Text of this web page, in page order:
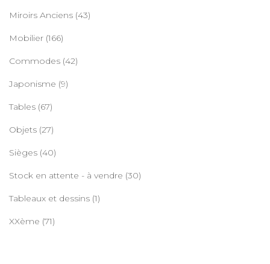
Miroirs Anciens (43)
Mobilier (166)
Commodes (42)
Japonisme (9)
Tables (67)
Objets (27)
Sièges (40)
Stock en attente - à vendre (30)
Tableaux et dessins (1)
XXème (71)